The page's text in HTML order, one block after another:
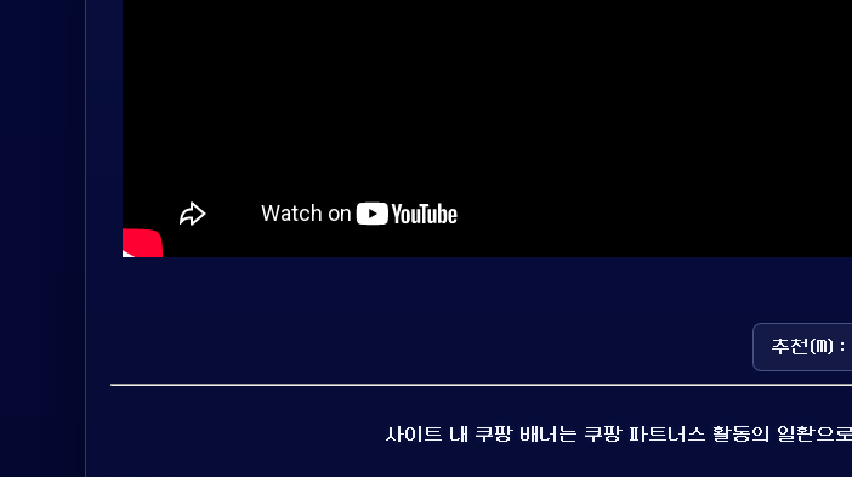
추천(M) :
사이트 내 쿠팡 배너는 쿠팡 파트너스 활동의 일환으